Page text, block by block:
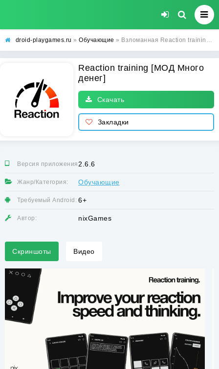
droid-playgames.ru » Обучающие » Взломанная Reaction training [МОД Много денег] - последняя версия apk на Андроид
Reaction training [МОД Много
денег]
Скачать
Закладки
Версия приложения:2.6.6
Жанр/Категория: Обучающие
Требуемый Android: 6+
Автор: nixGames
Скриншоты Видео